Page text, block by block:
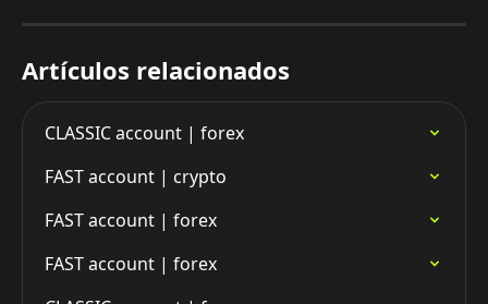
Artículos relacionados
CLASSIC account | forex
FAST account | crypto
FAST account | forex
FAST account | forex